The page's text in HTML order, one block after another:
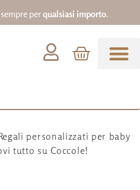
perqualsiasi importo.
personalizzati per baby
tutto su Coccole!